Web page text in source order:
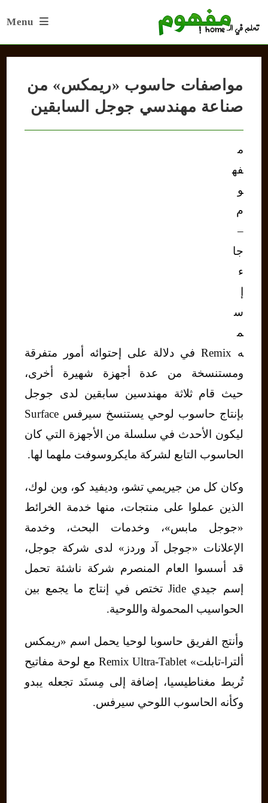
Menu
مواصفات حاسوب «ريمكس» من
صناعة مهندسي جوجل السابقين
م
فه
و
م
–
جا
ء
س
م
ه Remix في دلالة على إحتوائه أمور متفرقة
ومستنسخة من عدة أجهزة شهيرة أخرى،
حيث قام ثلاثة مهندسين سابقين لدى جوجل
بإنتاج حاسوب لوحي يستنسخ سيرفس Surface
ليكون الأحدث في سلسلة من الأجهزة التي كان
الحاسوب التابع لشركة مايكروسوفت ملهما لها.
وكان كل من جيريمي تشو، وديفيد كو، وبن لوك،
الذين عملوا على منتجات، منها خدمة الخرائط
«جوجل مابس»، وخدمات البحث، وخدمة
الإعلانات «جوجل آد وردز» لدى شركة جوجل،
قد أسسوا العام المنصرم شركة ناشئة تحمل
إسم جيدي Jide تختص في إنتاج ما يجمع بين
الحواسيب المحمولة واللوحية.
وأنتج الفريق حاسوبا لوحيا يحمل اسم «ريمكس
ألترا-تابلت» Remix Ultra-Tablet مع لوحة مفاتيح
تُربط مغناطيسيا، إضافة إلى مِسنَد تجعله يبدو
وكأنه الحاسوب اللوحي سيرفس.